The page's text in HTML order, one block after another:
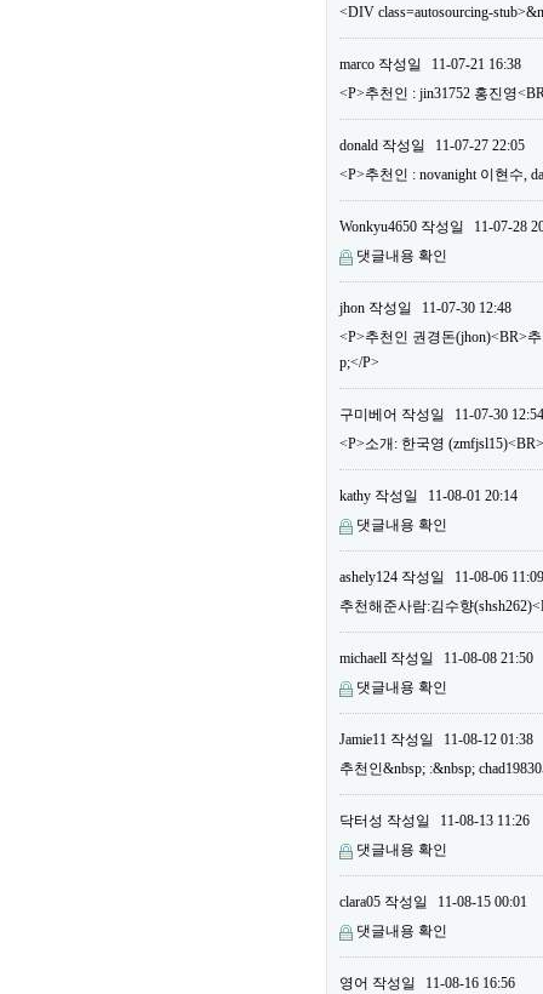
<DIV class=autosourcing-
marco 작성일
11-07-21 16:38
<P>추천인 : jin31752 홍진영
donald 작성일
11-07-27 22:05
<P>추천인 : novanight 이현수,
Wonkyu4650 작성일
11-07-28
댓글내용 확인
jhon 작성일
11-07-30 12:48
<P>추천인 권경돈(jhon)<BR>
p;</P>
구미베어 작성일
11-07-30 12:54
<P>소개: 한국영
kathy 작성일
11-08-01 20:14
댓글내용 확인
ashely124 작성일
11-08-06 11:09
추천해준사람:김수향
michaell 작성일
11-08-08 21:50
댓글내용 확인
Jamie11 작성일
11-08-12 01:38
추천인&nbsp; :&nbsp;
닥터성 작성일
11-08-13 11:26
댓글내용 확인
clara05 작성일
11-08-15 00:01
댓글내용 확인
영어 작성일 11-08-16 16:56